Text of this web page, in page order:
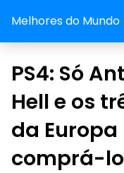
Melhores do Mundo
PS4: Só
Hell e os
da
comprá-